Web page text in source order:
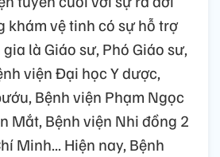
khám vệ tinh có sự hỗ trợ
là Giáo sư, Phó Giáo sư,
viện Đại học Y dược,
Bệnh viện Phạm Ngọc
Mắt, Bệnh viện Nhi đồng 2
Minh... Hiện nay, Bệnh